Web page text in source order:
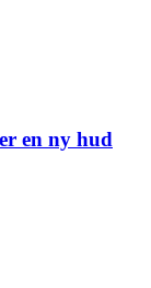
en ny hud